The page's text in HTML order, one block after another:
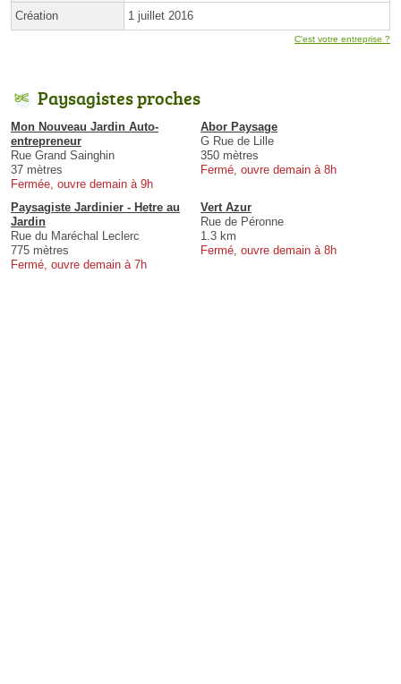
Création 1 juillet 2016
C'est votre entreprise ?
Paysagistes proches
Mon Nouveau Jardin Auto-
entrepreneur
Rue Grand Sainghin
37 mètres
Fermée, ouvre demain à 9h
Abor Paysage
G Rue de Lille
350 mètres
Fermé, ouvre demain à 8h
Paysagiste Jardinier - Hetre au
Jardin
Rue du Maréchal Leclerc
775 mètres
Fermé, ouvre demain à 7h
Vert Azur
Rue de Péronne
1.3 km
Fermé, ouvre demain à 8h